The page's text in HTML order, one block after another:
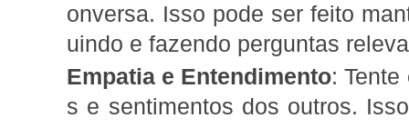
onversa. Isso pode ser feito
uindo e fazendo perguntas
Empatia e Entendimento:
s e sentimentos dos outros.